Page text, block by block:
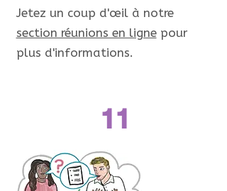
Jetez un coup d'œil à notre
section réunions en lignepour
plus d'informations.
11